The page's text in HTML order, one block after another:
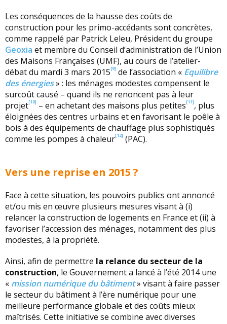
Les conséquences de la hausse des coûts de
construction pour les primo-accédants sont concrètes,
comme rappelé par Patrick Leleu, Président du groupe
Geoxia et membre du Conseil d’administration de l’Union
des Maisons Françaises (UMF), au cours de l’atelier-
débat du mardi 3 mars 2015[9] de l’association « Equilibre
des énergies» : les ménages modestes compensent le
surcoût causé – quand ils ne renoncent pas à leur
projet[10] – en achetant des maisons plus petites[11], plus
éloignées des centres urbains et en favorisant le poêle à
bois à des équipements de chauffage plus sophistiqués
comme les pompes à chaleur[12] (PAC).
Vers une reprise en 2015 ?
Face à cette situation, les pouvoirs publics ont annoncé
et/ou mis en œuvre plusieurs mesures visant à (i)
relancer la construction de logements en France et (ii) à
favoriser l’accession des ménages, notamment des plus
modestes, à la propriété.
Ainsi, afin de permettre la relance du secteur de la
construction, le Gouvernement a lancé à l’été 2014 une
« mission numérique du bâtiment» visant à faire passer
le secteur du bâtiment à l’ère numérique pour une
meilleure performance globale et des coûts mieux
maîtrisés. Cette initiative se combine avec diverses